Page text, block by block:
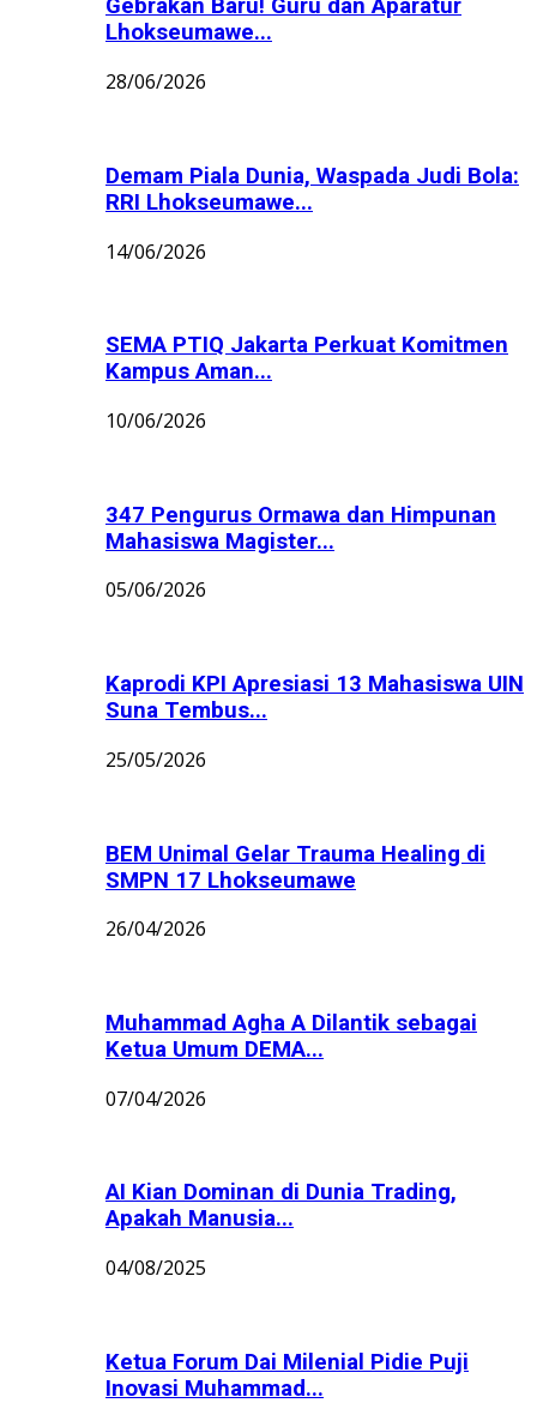
Gebrakan Baru! Guru dan Aparatur
Lhokseumawe...
28/06/2026
Demam Piala Dunia, Waspada Judi Bola:
RRI Lhokseumawe...
14/06/2026
SEMA PTIQ Jakarta Perkuat Komitmen
Kampus Aman...
10/06/2026
347 Pengurus Ormawa dan Himpunan
Mahasiswa Magister...
05/06/2026
Kaprodi KPI Apresiasi 13 Mahasiswa UIN
Suna Tembus...
25/05/2026
BEM Unimal Gelar Trauma Healing di
SMPN 17 Lhokseumawe
26/04/2026
Muhammad Agha A Dilantik sebagai
Ketua Umum DEMA...
07/04/2026
AI Kian Dominan di Dunia Trading,
Apakah Manusia...
04/08/2025
Ketua Forum Dai Milenial Pidie Puji
Inovasi Muhammad...